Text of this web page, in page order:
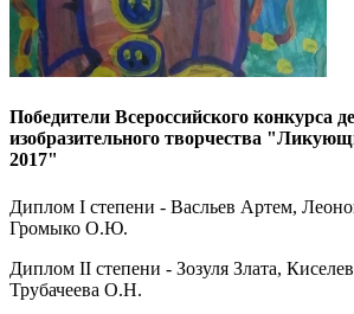
Победители Всероссийского конкурса
изобразительного творчества
2017"
Диплом I степени - Васльев Артем,
Громыко О.Ю.
Диплом II степени - Зозуля Злата,
Трубачеева О.Н.